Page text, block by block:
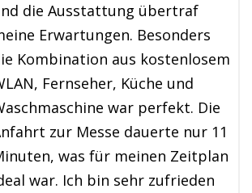
die Ausstattung übertraf
Erwartungen. Besonders
Kombination aus kostenlosem
Fernseher, Küche und
war perfekt. Die
zur Messe dauerte nur 11
was für meinen Zeitplan
war. Ich bin sehr zufrieden